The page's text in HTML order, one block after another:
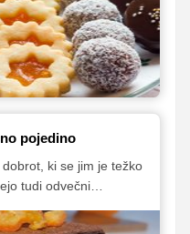
najrazličnejše
do lešnikovih
ki se kar stopijo
pojedino
ki se jim je težko
tudi odvečni
priložnostih, kot sta